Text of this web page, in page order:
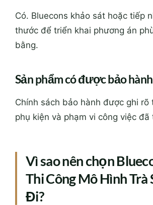
Có. Bluecons khảo sát hoặc tiếp
thước để triển khai phương án
bằng.
Sản phẩm có được bảo
Chính sách bảo hành được ghi rõ
phụ kiện và phạm vi công việc đã
Vì sao nên chọn
Thi Công Mô Hình Trà
Đi?